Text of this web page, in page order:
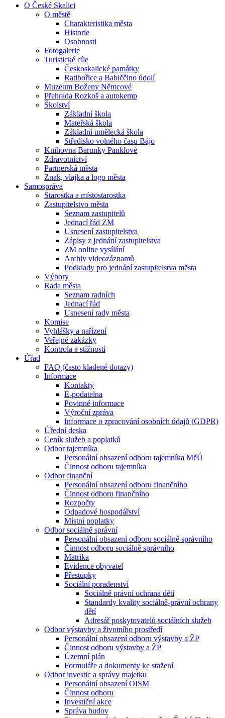
O České Skalici
O městě
Charakteristika města
Historie
Osobnosti
Fotogalerie
Turistické cíle
Českoskalické památky
Ratibořice a Babiččino údolí
Muzeum Boženy Němcové
Přehrada Rozkoš a autokemp
Školství
Základní škola
Mateřská škola
Základní umělecká škola
Středisko volného času Bájo
Knihovna Barunky Panklové
Zdravotnictví
Partnerská města
Znak, vlajka a logo města
Samospráva
Starostka a místostarostka
Zastupitelstvo města
Seznam zastupitelů
Jednací řád ZM
Usnesení zastupitelstva
Zápisy z jednání zastupitelstva
ZM online vysílání
Archiv videozáznamů
Podklady pro jednání zastupitelstva města
Výbory
Rada města
Seznam radních
Jednací řád
Usnesení rady města
Komise
Vyhlášky a nařízení
Veřejné zakázky
Kontrola a stížnosti
Úřad
FAQ (často kladené dotazy)
Informace
Kontakty
E-podatelna
Povinné informace
Výroční zpráva
Informace o zpracování osobních údajů (GDPR)
Úřední deska
Ceník služeb a poplatků
Odbor tajemníka
Personální obsazení odboru tajemníka MěÚ
Činnost odboru tajemníka
Odbor finanční
Personální obsazení odboru finančního
Činnost odboru finančního
Rozpočty
Odpadové hospodářství
Místní poplatky
Odbor sociálně správní
Personální obsazení odboru sociálně správního
Činnost odboru sociálně správního
Matrika
Evidence obyvatel
Přestupky
Sociální poradenství
Sociálně právní ochrana dětí
Standardy kvality sociálně-právní ochrany
dětí
Adresář poskytovatelů sociálních služeb
Odbor výstavby a životního prostředí
Personální obsazení odboru výstavby a ŽP
Činnost odboru výstavby a ŽP
Územní plán
Formuláře a dokumenty ke stažení
Odbor investic a správy majetku
Personální obsazení OISM
Činnost odboru
Investiční akce
Správa budov